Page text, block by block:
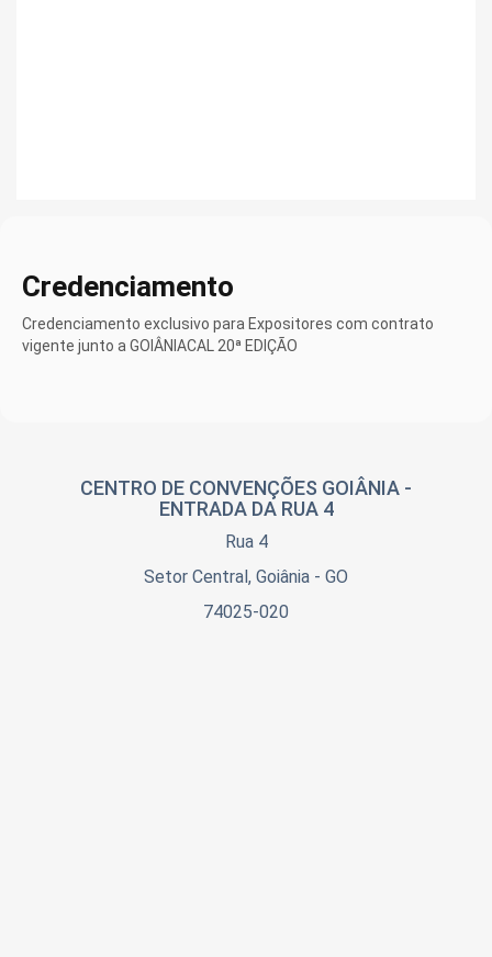
Credenciamento
Credenciamento exclusivo para Expositores com contrato
vigente junto a GOIÂNIACAL 20ª EDIÇÃO
CENTRO DE CONVENÇÕES GOIÂNIA -
ENTRADA DA RUA 4
Rua 4
Setor Central, Goiânia - GO
74025-020